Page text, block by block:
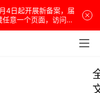
4日起开展新备案，届
意一个页面，访问网